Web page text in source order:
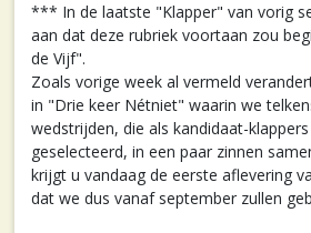
*** In de laatste "Klapper" van vorig
aan dat deze rubriek voortaan zou
de Vijf".
Zoals vorige week al vermeld
in "Drie keer Nétniet" waarin we
wedstrijden, die als kandidaat-
geselecteerd, in een paar zinnen
krijgt u vandaag de eerste aflevering
dat we dus vanaf september zullen